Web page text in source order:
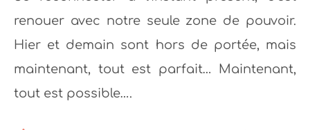
renouer avec notre seule zone de pouvoir.
Hier et demain sont hors de portée, mais
maintenant, tout est parfait… Maintenant,
tout est possible….